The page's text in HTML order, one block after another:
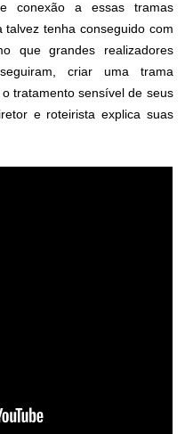
conexão a essas tramas
tenha conseguido com
que grandes realizadores
criar uma trama
tratamento sensível de seus
e roteirista explica suas